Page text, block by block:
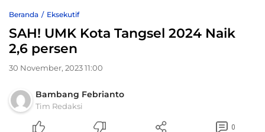
Beranda Eksekutif
SAH! UMK Kota Tangsel 2024 Naik
2,6 persen
30 November, 2023 11:00
Bambang Febrianto
Tim Redaksi
0